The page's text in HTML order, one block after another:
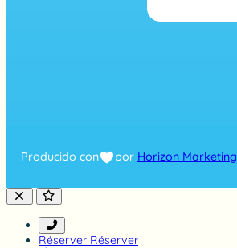
g
b
r
t
Producido con por Horizon Marketing
Réserver Réserver